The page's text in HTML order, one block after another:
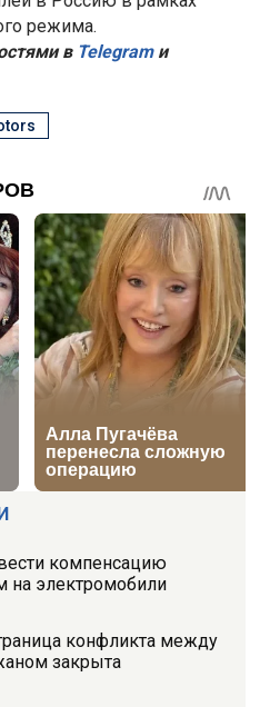
компенсацию
на электромобили
конфликта между
закрыта
режима.
вTelegramи